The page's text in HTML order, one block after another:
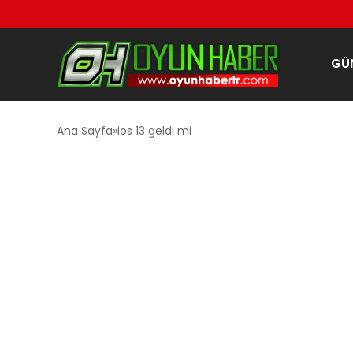
Ana Sayfa ios 13 geldi mi